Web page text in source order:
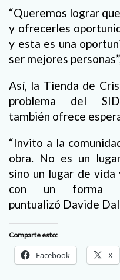
“Queremos lograr
y ofrecerles
y esta es una
ser mejores
Así, la Tienda de
problema del
también ofrece
“Invito a la
obra. No es un
sino un lugar de vida
con un forma
puntualizó Davide
Comparte esto:
Facebook X